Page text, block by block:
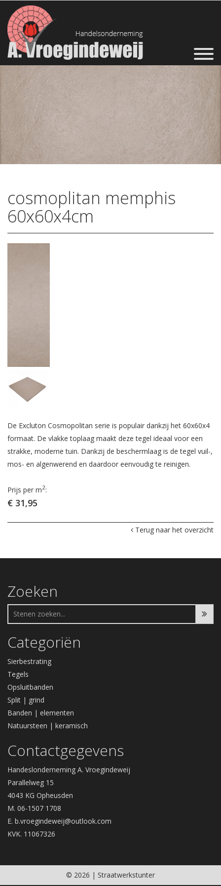
cosmoplitan memphis
60x60x4cm
De Excluton Cosmopolitan serie is populair dankzij het 60x60x4
formaat. De vlakke toplaag maakt deze tegel ideaal voor een
strakke, moderne tuin. Dankzij de beschermlaag is de tegel vuil-,
mos- en algenwerend en daardoor eenvoudig te reinigen.
Prijs per m2:
€ 31,95
Terug naar het overzicht
Zoeken
Categoriën
Sierbestrating
Tegels
Opsluitbanden
Split | grind
Banden | elementen
Natuursteen | keramisch
Contactgegevens
Handeslonderneming A. Vroegindeweij
Parallelweg 15
4043 KG Opheusden
M. 06-1507 1708
E. b.vroegindeweij@outlook.com
KVK. 11067326
© 2026 | Straatwerkstunter